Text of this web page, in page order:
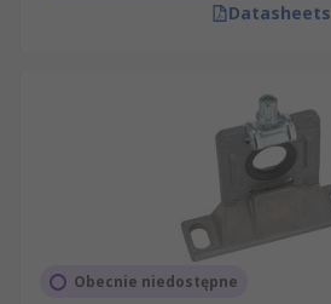
Datasheets
Obecnie niedostępne